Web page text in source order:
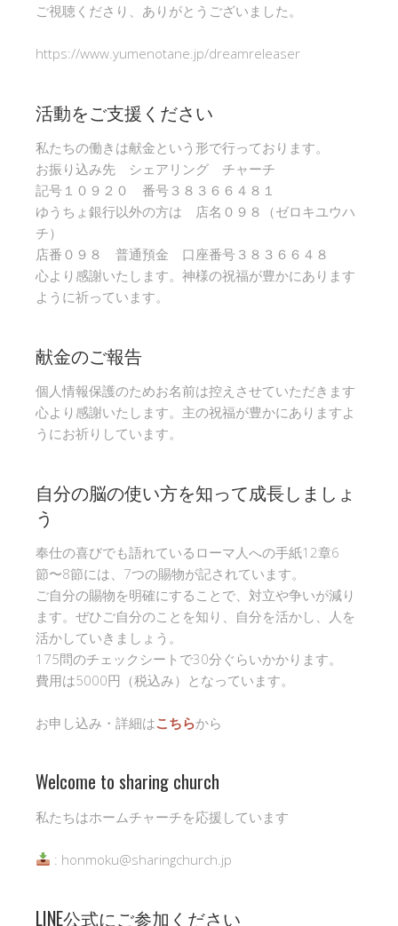
ご視聴くださり、ありがとうございました。
https://www.yumenotane.jp/dreamreleaser
活動をご支援ください
私たちの働きは献金という形で行っております。
お振り込み先 シェアリング チャーチ
記号１０９２０ 番号３８３６６４８１
ゆうちょ銀行以外の方は 店名０９８（ゼロキユウハ
チ）
店番０９８ 普通預金 口座番号３８３６６４８
心より感謝いたします。神様の祝福が豊かにあります
ように祈っています。
献金のご報告
個人情報保護のためお名前は控えさせていただきます
心より感謝いたします。主の祝福が豊かにありますよ
うにお祈りしています。
自分の脳の使い方を知って成長しましょ
う
奉仕の喜びでも語れているローマ人への手紙12章6
節〜8節には、7つの賜物が記されています。
ご自分の賜物を明確にすることで、対立や争いが減り
ます。ぜひご自分のことを知り、自分を活かし、人を
活かしていきましょう。
175問のチェックシートで30分ぐらいかかります。
費用は5000円（税込み）となっています。
お申し込み・詳細はこちらから
Welcome to sharing church
私たちはホームチャーチを応援しています
: honmoku@sharingchurch.jp
LINE公式にご参加ください